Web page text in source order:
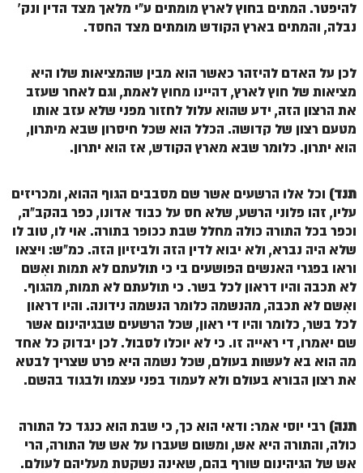
ספר הזוהר – שמות
הזוהר הקדוש שמות מתקדמים
הזוהר הקדוש וארא מתחילים
הזוהר הקדוש וארא מתקדמים
הזוהר הקדוש בא מתקדמים
הזוהר הקדוש בשלח מתקדמים
הזוהר הקדוש יתרו מתחילים
הזוהר הקדוש יתרו מתקדמים
משפטים מתחילים
הזוהר הקדוש משפטים מתקדמים
הזוהר הקדוש תרומה השקפה
הזוהר הקדוש תרומה מתקדמים
להיפטר. המתים בחוץ לארץ מומתים ע"י מלאך מצד הדין ונק'
נבלה, והמתים בארץ הקודש מומתים מצד החסד.
לכן על האדם להיזהר כאשר הוא מבין שהמציאות שלו היא
מציאות של חוץ לארץ, דהיינו מחוץ לאמת, וגם לאחר שעזב
את הרצון הזה, ידע שהוא עלול לחזור מפני שלא עזב אותו
מטעם רצון של קדושה. הכלל הוא שכל חיסרון שבא מיתרון,
הוא יתרון. כלומר שבא מארץ הקודש, אז הוא יתרון.
תנד) וכל אלו הרשעים אשר שם מסבבים הגוף ההוא, ומכריזים
עליו, זהו פלוני הרשע, שלא חס על כבוד אדונו, כפר בהקב"ה,
וכפר בכל התורה כולה מחלל שבת ככופר בתורה. אוי לו, טוב לו
שלא היה נברא, ולא יבוא לדין הזה ולביזיון הזה. כמ"ש: ויצאו
וראו בפגרי האנשים הפושעים בי כי תולעתם לא תמות ואִשם
לא תכבה והיו דראון לכל בשר. כי תולעתם לא תמות, מהגוף.
ואִשם לא תכבה, מהנשמה כלומר הנשמה נידונה. והיו דראון
לכל בשר, כלומר והיו די ראון, שכל הרשעים שבגיהינום אשר
שם יאמרו, די ראייה זו. כי לא יוכלו לסבול. לכן יבדוק כל אחד
מה הוא בא לעשות בעולם, שכל נשמה היא פרט שצריך לבטא
את רצון הבורא בעולם ולא לעמוד בפני עצמו ולבגוד בהשם.
תנה) רבי יוסי אמר: ודאי הוא כך, כי שבת הוא כנגד כל התורה
כולה, והתורה היא אש, ומשום שעברו על אש של התורה, הרי
אש של הגיהינום שורף בהם, שאינה נשקטת מעליהם לעולם.